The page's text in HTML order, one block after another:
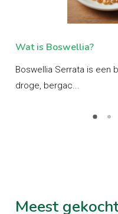
Meest
Wat is Boswellia?
Boswellia Serrata is een
droge, bergac...